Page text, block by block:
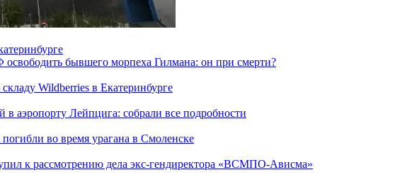
бывшего морпеха Гилмана: он при смерти?
Wildberries в Екатеринбурге
в аэропорту Лейпцига: собрали все подробности
во время урагана в Смоленске
к рассмотрению дела экс-гендиректора «ВСМПО-Ависма»